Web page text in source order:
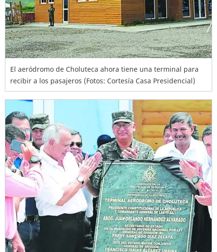
El aeródromo de Choluteca ahora tiene una terminal para
recibir a los pasajeros (Fotos: Cortesía Casa Presidencial)